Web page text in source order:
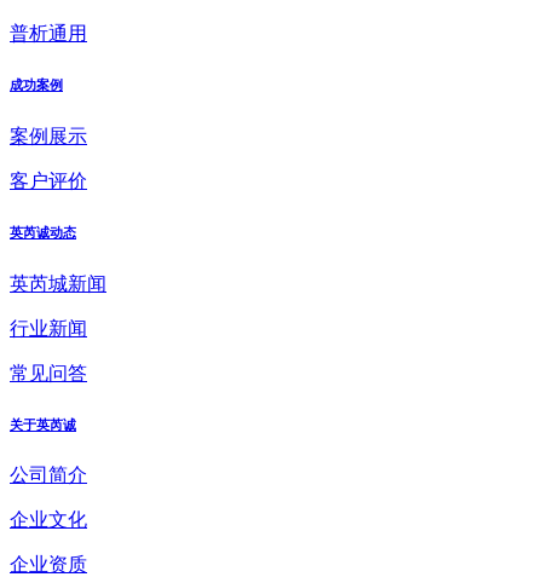
普析通用
成功案例
案例展示
客户评价
英芮诚动态
英芮城新闻
行业新闻
常见问答
关于英芮诚
公司简介
企业文化
企业资质